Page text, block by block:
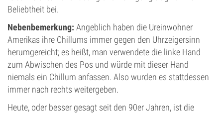
Beliebtheit bei.
Nebenbemerkung: Angeblich haben die Ureinwohner
Amerikas ihre Chillums immer gegen den Uhrzeigersinn
herumgereicht; es heißt, man verwendete die linke Hand
zum Abwischen des Pos und würde mit dieser Hand
niemals ein Chillum anfassen. Also wurden es stattdessen
immer nach rechts weitergeben.
Heute, oder besser gesagt seit den 90er Jahren, ist die